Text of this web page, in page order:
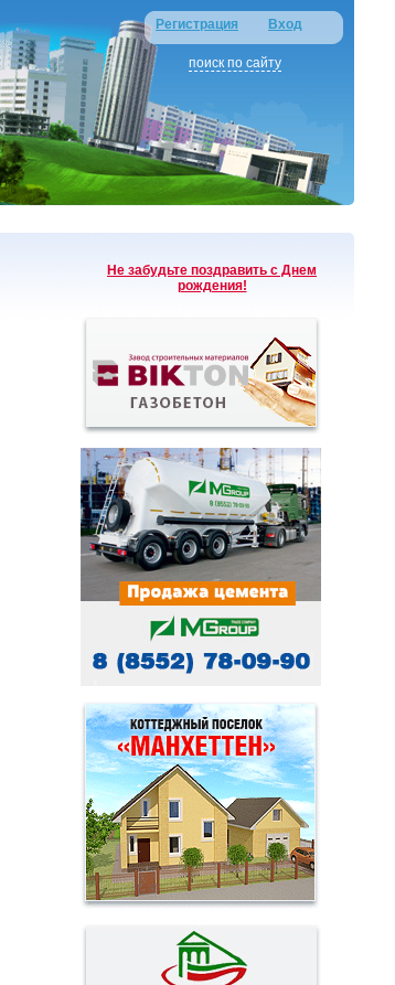
Регистрация Вход
поиск по сайту
Не забудьте поздравить с Днем
рождения!